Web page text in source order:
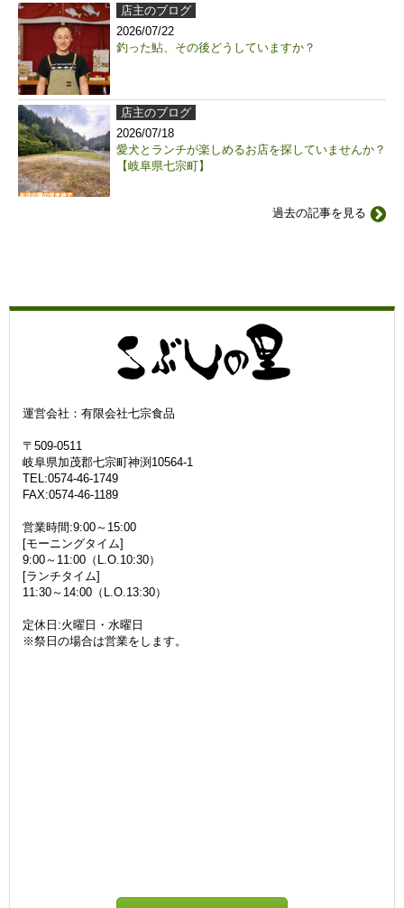
店主のブログ
2026/07/22
釣った鮎、その後どうしていますか？
店主のブログ
2026/07/18
愛犬とランチが楽しめるお店を探していませんか？
【岐阜県七宗町】
過去の記事を見る
運営会社：有限会社七宗食品
〒509-0511
岐阜県加茂郡七宗町神渕10564-1
TEL:0574-46-1749
FAX:0574-46-1189
営業時間:9:00～15:00
[モーニングタイム]
9:00～11:00（L.O.10:30）
[ランチタイム]
11:30～14:00（L.O.13:30）
定休日:火曜日・水曜日
※祭日の場合は営業をします。